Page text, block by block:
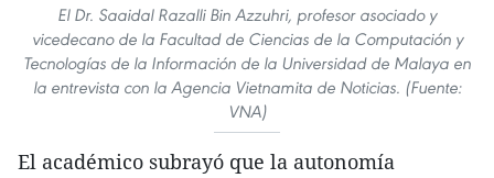
El Dr. Saaidal Razalli Bin Azzuhri, profesor asociado y
vicedecano de la Facultad de Ciencias de la Computación y
Tecnologías de la Información de la Universidad de Malaya en
la entrevista con la Agencia Vietnamita de Noticias. (Fuente:
VNA)
El académico subrayó que la autonomía